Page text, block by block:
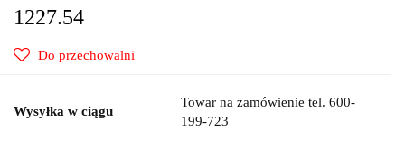
1227.54
Do przechowalni
Wysyłka w ciągu
Towar na zamówienie tel. 600-
199-723